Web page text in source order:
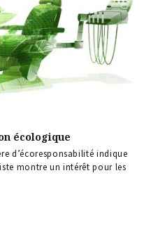
écologique
d’écoresponsabilité indique
montre un intérêt pour les